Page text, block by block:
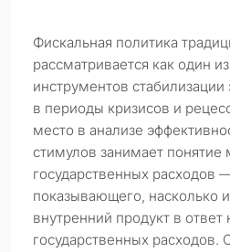
Фискальная политика
рассматривается как один
инструментов
в периоды кризисов и
место в анализе
стимулов занимает понятие
государственных расходов
показывающего, насколько
внутренний продукт в ответ
государственных расходов.